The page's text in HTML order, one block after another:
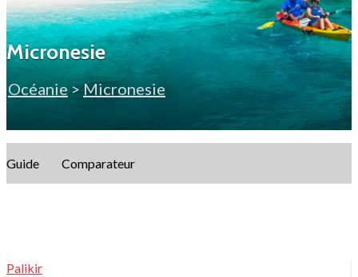
Micronesie
Océanie>Micronesie
Guide Comparateur
Palikir